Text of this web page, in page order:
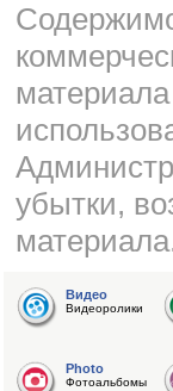
убытки,
Видео
Видеоролики
Photo
Фотоальбомы